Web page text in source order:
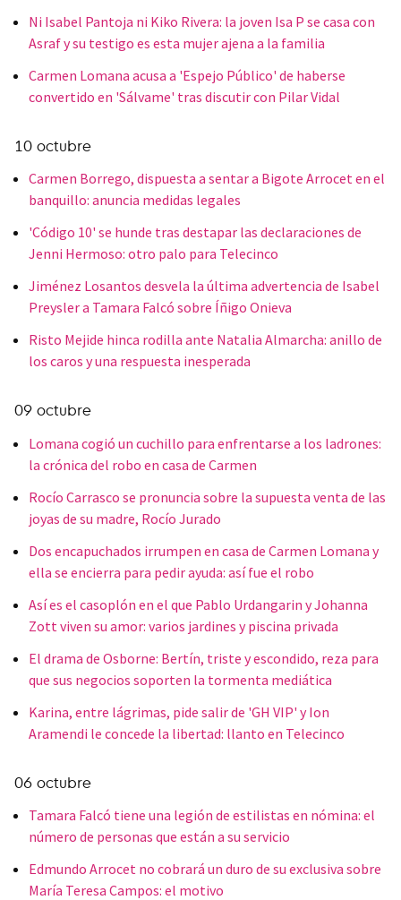
Ni Isabel Pantoja ni Kiko Rivera: la joven Isa P se casa con
Asraf y su testigo es esta mujer ajena a la familia
Carmen Lomana acusa a 'Espejo Público' de haberse
convertido en 'Sálvame' tras discutir con Pilar Vidal
10 octubre
Carmen Borrego, dispuesta a sentar a Bigote Arrocet en el
banquillo: anuncia medidas legales
'Código 10' se hunde tras destapar las declaraciones de
Jenni Hermoso: otro palo para Telecinco
Jiménez Losantos desvela la última advertencia de Isabel
Preysler a Tamara Falcó sobre Íñigo Onieva
Risto Mejide hinca rodilla ante Natalia Almarcha: anillo de
los caros y una respuesta inesperada
09 octubre
Lomana cogió un cuchillo para enfrentarse a los ladrones:
la crónica del robo en casa de Carmen
Rocío Carrasco se pronuncia sobre la supuesta venta de las
joyas de su madre, Rocío Jurado
Dos encapuchados irrumpen en casa de Carmen Lomana y
ella se encierra para pedir ayuda: así fue el robo
Así es el casoplón en el que Pablo Urdangarin y Johanna
Zott viven su amor: varios jardines y piscina privada
El drama de Osborne: Bertín, triste y escondido, reza para
que sus negocios soporten la tormenta mediática
Karina, entre lágrimas, pide salir de 'GH VIP' y Ion
Aramendi le concede la libertad: llanto en Telecinco
06 octubre
Tamara Falcó tiene una legión de estilistas en nómina: el
número de personas que están a su servicio
Edmundo Arrocet no cobrará un duro de su exclusiva sobre
María Teresa Campos: el motivo